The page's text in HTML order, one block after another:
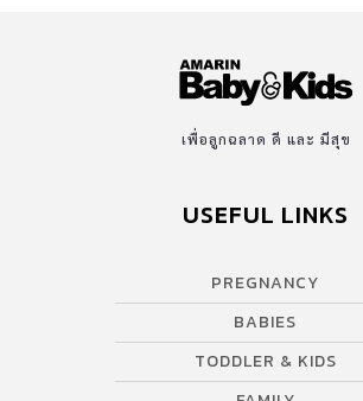
เพื่อลูกฉลาด ดี และ มีสุข
USEFUL LINKS
PREGNANCY
BABIES
TODDLER & KIDS